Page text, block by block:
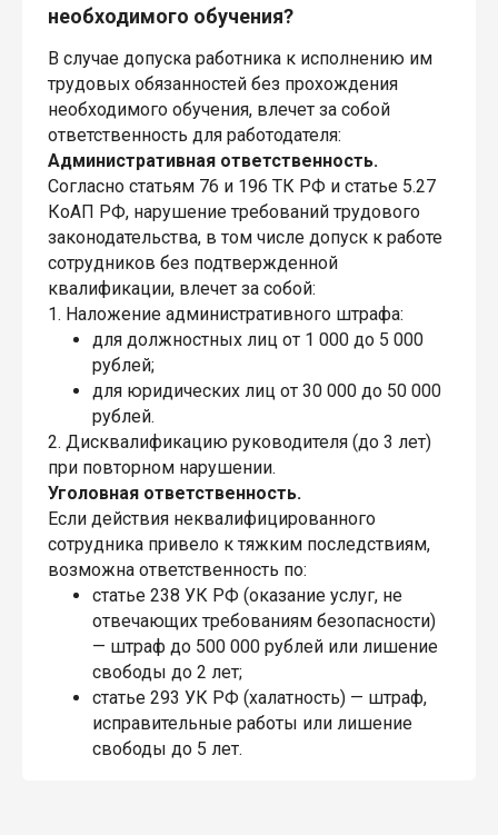
необходимого обучения?
В случае допуска работника к исполнению им
трудовых обязанностей без прохождения
необходимого обучения, влечет за собой
ответственность для работодателя:
Административная ответственность.
Согласно статьям 76 и 196 ТК РФ и статье 5.27
КоАП РФ, нарушение требований трудового
законодательства, в том числе допуск к работе
сотрудников без подтвержденной
квалификации, влечет за собой:
1. Наложение административного штрафа:
для должностных лиц от 1 000 до 5 000
рублей;
для юридических лиц от 30 000 до 50 000
рублей.
2. Дисквалификацию руководителя (до 3 лет)
при повторном нарушении.
Уголовная ответственность.
Если действия неквалифицированного
сотрудника привело к тяжким последствиям,
возможна ответственность по:
статье 238 УК РФ (оказание услуг, не
отвечающих требованиям безопасности)
— штраф до 500 000 рублей или лишение
свободы до 2 лет;
статье 293 УК РФ (халатность) — штраф,
исправительные работы или лишение
свободы до 5 лет.